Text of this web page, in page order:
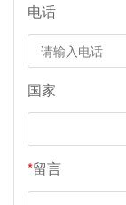
电话
国家
*留言